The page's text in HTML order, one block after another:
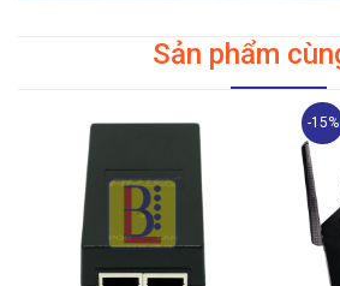
Sản phẩm
-15%